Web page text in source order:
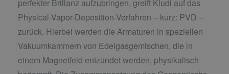
perfekter Brillanz aufzubringen, greift Kludi auf das
Physical-Vapor-Deposition-Verfahren – kurz: PVD –
zurück. Hierbei werden die Armaturen in speziellen
Vakuumkammern von Edelgasgemischen, die in
einem Magnetfeld entzündet werden, physikalisch